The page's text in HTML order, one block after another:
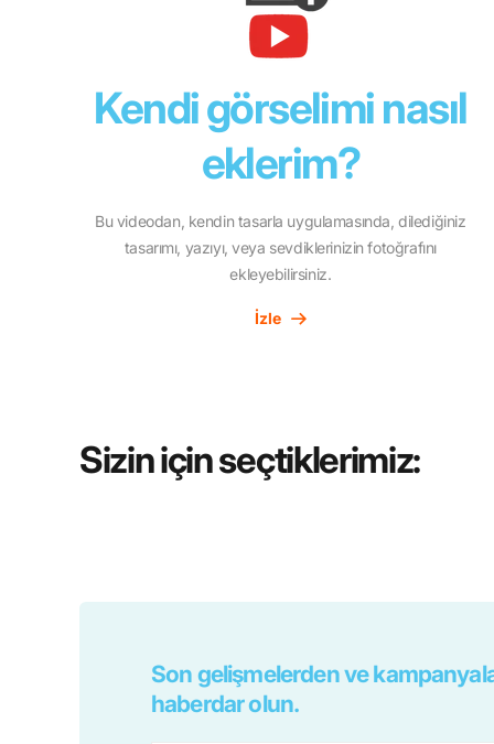
Kendi görselimi nasıl
eklerim?
Bu videodan, kendin tasarla uygulamasında, dilediğiniz
tasarımı, yazıyı, veya sevdiklerinizin fotoğrafını
ekleyebilirsiniz.
İzle
Sizin için seçtiklerimiz:
Son gelişmelerden ve
haberdar olun.